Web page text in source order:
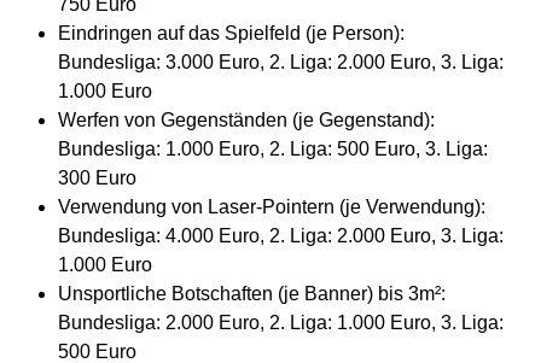
750 Euro
Eindringen auf das Spielfeld (je Person):
Bundesliga: 3.000 Euro, 2. Liga: 2.000 Euro, 3. Liga:
1.000 Euro
Werfen von Gegenständen (je Gegenstand):
Bundesliga: 1.000 Euro, 2. Liga: 500 Euro, 3. Liga:
300 Euro
Verwendung von Laser-Pointern (je Verwendung):
Bundesliga: 4.000 Euro, 2. Liga: 2.000 Euro, 3. Liga:
1.000 Euro
Unsportliche Botschaften (je Banner) bis 3m²:
Bundesliga: 2.000 Euro, 2. Liga: 1.000 Euro, 3. Liga:
500 Euro